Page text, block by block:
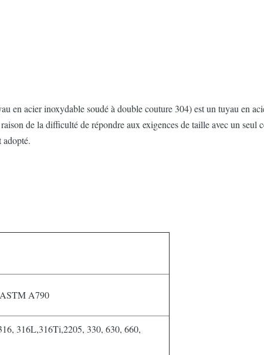
en acier inoxydable soudé à double couture 304) est un tuyau en
de la difficulté de répondre aux exigences de taille avec un
adopté.
A790
316L,316Ti,2205, 330, 630, 660,